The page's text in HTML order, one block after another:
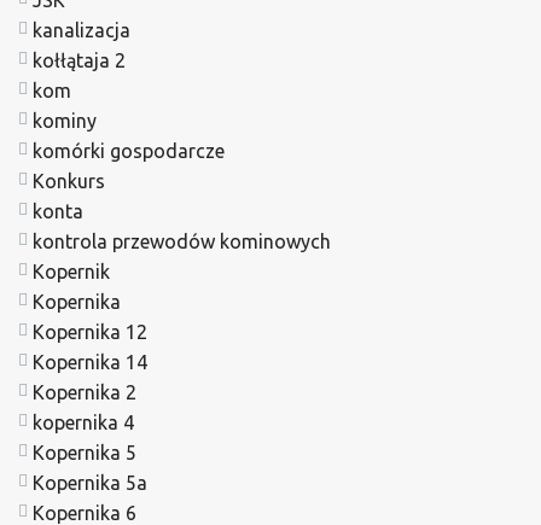
kanalizacja
kołłątaja 2
kom
kominy
komórki gospodarcze
Konkurs
konta
kontrola przewodów kominowych
Kopernik
Kopernika
Kopernika 12
Kopernika 14
Kopernika 2
kopernika 4
Kopernika 5
Kopernika 5a
Kopernika 6